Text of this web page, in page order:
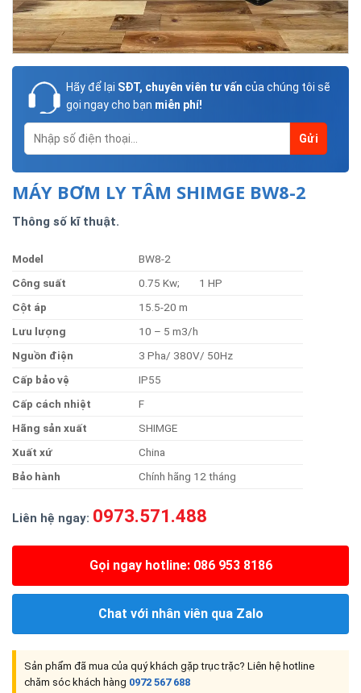
Hãy để lại SĐT, chuyên viên tư vấn của chúng tôi sẽ
gọi ngay cho bạn miễn phí!
MÁY BƠM LY TÂM SHIMGE BW8-2
Thông số kĩ thuật.
Model
BW8-2
Công suất
0.75 Kw; 1 HP
Cột áp
15.5-20 m
Lưu lượng
10 – 5 m3/h
Nguồn điện
3 Pha/ 380V/ 50Hz
Cấp bảovệ
IP55
Cấp cách nhiệt
F
Hãng sản xuất
SHIMGE
Xuất xứ
China
Bảo hành Chính hãng 12 tháng
Liên hệ ngay: 0973.571.488
Gọi ngay hotline: 086 953 8186
Chat với nhân viên qua Zalo
Sản phẩm đã mua của quý khách gặp trục trặc? Liên hệ hotline
chăm sóc khách hàng 0972 567 688